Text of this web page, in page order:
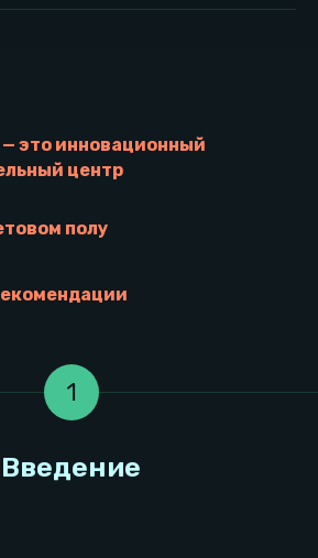
— это инновационный
центр
полу
1